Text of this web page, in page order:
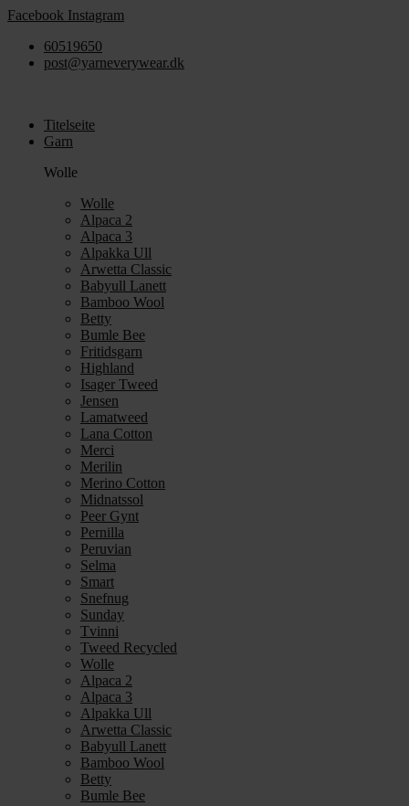
Zum
springen
Facebook Instagram
60519650
post@yarneverywear.dk
Titelseite
Garn
Wolle
Wolle
Alpaca 2
Alpaca 3
Alpakka Ull
Arwetta Classic
Babyull Lanett
Bamboo Wool
Betty
Bumle Bee
Fritidsgarn
Highland
Isager Tweed
Jensen
Lamatweed
Lana Cotton
Merci
Merilin
Merino Cotton
Midnatssol
Peer Gynt
Pernilla
Peruvian
Selma
Smart
Snefnug
Sunday
Tvinni
Tweed Recycled
Wolle
Alpaca 2
Alpaca 3
Alpakka Ull
Arwetta Classic
Babyull Lanett
Bamboo Wool
Betty
Bumle Bee